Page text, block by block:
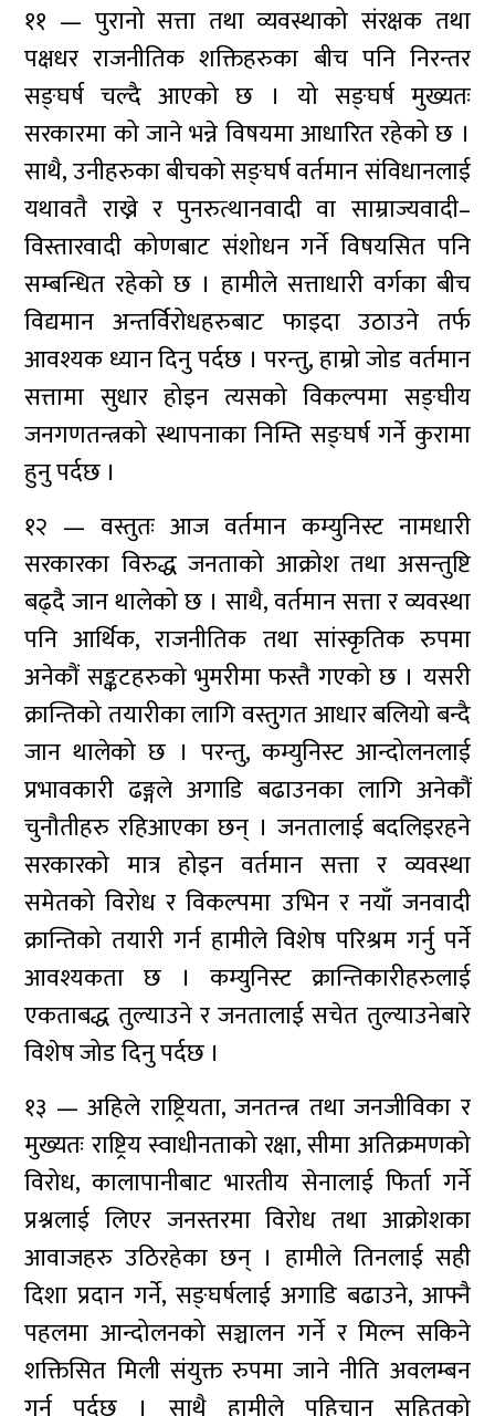
११ — पुरानो सत्ता तथा व्यवस्थाको संरक्षक तथा
पक्षधर राजनीतिक शक्तिहरुका बीच पनि निरन्तर
सङ्घर्ष चल्दै आएको छ । यो सङ्घर्ष मुख्यतः
सरकारमा को जाने भन्ने विषयमा आधारित रहेको छ ।
साथै, उनीहरुका बीचको सङ्घर्ष वर्तमान संविधानलाई
यथावतै राख्ने र पुनरुत्थानवादी वा साम्राज्यवादी–
विस्तारवादी कोणबाट संशोधन गर्ने विषयसित पनि
सम्बन्धित रहेको छ । हामीले सत्ताधारी वर्गका बीच
विद्यमान अन्तर्विरोधहरुबाट फाइदा उठाउने तर्फ
आवश्यक ध्यान दिनु पर्दछ । परन्तु, हाम्रो जोड वर्तमान
सत्तामा सुधार होइन त्यसको विकल्पमा सङ्घीय
जनगणतन्त्रको स्थापनाका निम्ति सङ्घर्ष गर्ने कुरामा
हुनु पर्दछ ।
१२ — वस्तुतः आज वर्तमान कम्युनिस्ट नामधारी
सरकारका विरुद्ध जनताको आक्रोश तथा असन्तुष्टि
बढ्दै जान थालेको छ । साथै, वर्तमान सत्ता र व्यवस्था
पनि आर्थिक, राजनीतिक तथा सांस्कृतिक रुपमा
अनेकौं सङ्कटहरुको भुमरीमा फस्तै गएको छ । यसरी
क्रान्तिको तयारीका लागि वस्तुगत आधार बलियो बन्दै
जान थालेको छ । परन्तु, कम्युनिस्ट आन्दोलनलाई
प्रभावकारी ढङ्गले अगाडि बढाउनका लागि अनेकौं
चुनौतीहरु रहिआएका छन् । जनतालाई बदलिइरहने
सरकारको मात्र होइन वर्तमान सत्ता र व्यवस्था
समेतको विरोध र विकल्पमा उभिन र नयाँ जनवादी
क्रान्तिको तयारी गर्न हामीले विशेष परिश्रम गर्नु पर्ने
आवश्यकता छ । कम्युनिस्ट क्रान्तिकारीहरुलाई
एकताबद्ध तुल्याउने र जनतालाई सचेत तुल्याउनेबारे
विशेष जोड दिनु पर्दछ ।
१३ — अहिले राष्ट्रियता, जनतन्त्र तथा जनजीविका र
मुख्यतः राष्ट्रिय स्वाधीनताको रक्षा, सीमा अतिक्रमणको
विरोध, कालापानीबाट भारतीय सेनालाई फिर्ता गर्ने
प्रश्नलाई लिएर जनस्तरमा विरोध तथा आक्रोशका
आवाजहरु उठिरहेका छन् । हामीले तिनलाई सही
दिशा प्रदान गर्ने, सङ्घर्षलाई अगाडि बढाउने, आफ्नै
पहलमा आन्दोलनको सञ्चालन गर्ने र मिल्न सकिने
शक्तिसित मिली संयुक्त रुपमा जाने नीति अवलम्बन